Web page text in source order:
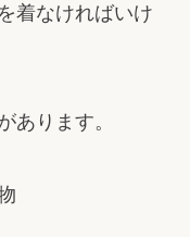
着なければいけ
あります。